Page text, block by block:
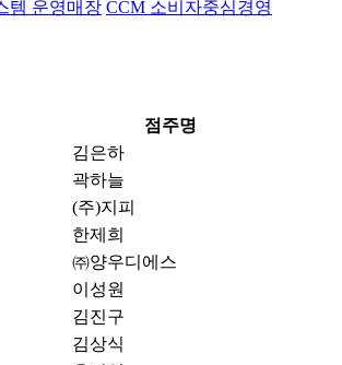
템 운영매장 CCM 소비자중심경영
점주명
김은하
곽하늘
(주)지피
한제희
㈜양우디에스
이성원
김진구
김상식